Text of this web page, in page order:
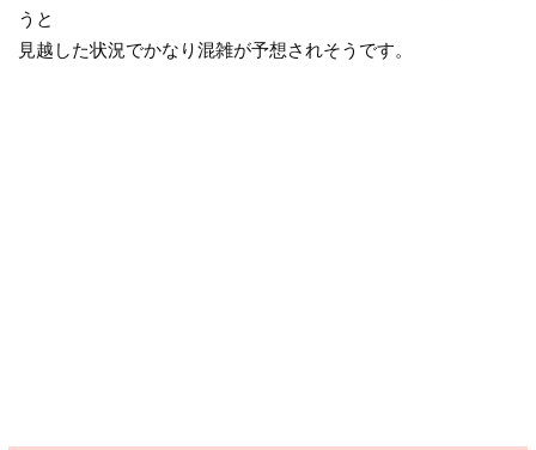
うと
見越した状況でかなり混雑が予想されそうです。